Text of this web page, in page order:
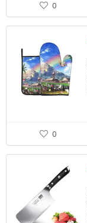
0
0